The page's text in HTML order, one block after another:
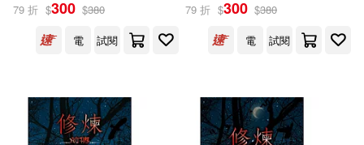
穆，李宏文，吳育仲，鐘惠齡，吳
鑑?，陳怡如，黃珮涵，徐子佑，胡
晏瑜，陳宥瑀，馮郁玫，簡欣霓，
張倍瑜(1)
79 折 $300 $380
電
試閱
79 折 $300 $380
電
試閱